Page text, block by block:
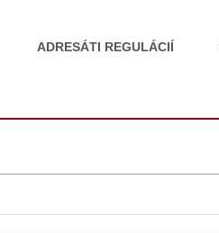
ADRESÁTI REGULÁCIÍ